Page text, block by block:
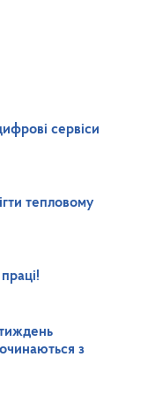
сервіси
тепловому
з